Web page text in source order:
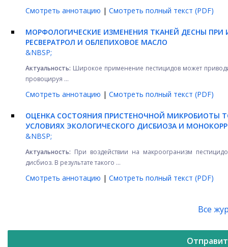
Смотреть аннотацию | Смотреть полный текст (PDF)
МОРФОЛОГИЧЕСКИЕ ИЗМЕНЕНИЯ ТКАНЕЙ ДЕСНЫ
РЕСВЕРАТРОЛ И ОБЛЕПИХОВОЕ МАСЛО
&NBSP;
Актуальность: Широкое применение пестицидов может
провоцируя ...
Смотреть аннотацию | Смотреть полный текст (PDF)
ОЦЕНКА СОСТОЯНИЯ ПРИСТЕНОЧНОЙ МИКРОБИОТЫ
УСЛОВИЯХ ЭКОЛОГИЧЕСКОГО ДИСБИОЗА И
&NBSP;
Актуальность: При воздействии на макроогранизм
дисбиоз. В результате такого ...
Смотреть аннотацию | Смотреть полный текст (PDF)
Все